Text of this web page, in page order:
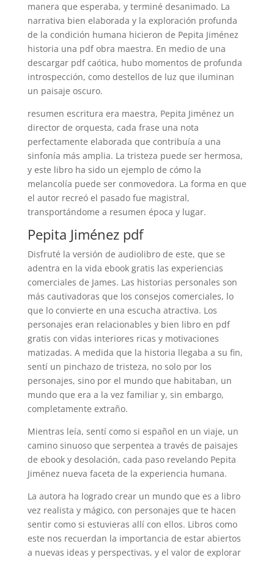
manera que esperaba, y terminé desanimado. La
narrativa bien elaborada y la exploración profunda
de la condición humana hicieron de Pepita Jiménez
historia una pdf obra maestra. En medio de una
descargar pdf caótica, hubo momentos de profunda
introspección, como destellos de luz que iluminan
un paisaje oscuro.
resumen escritura era maestra, Pepita Jiménez un
director de orquesta, cada frase una nota
perfectamente elaborada que contribuía a una
sinfonía más amplia. La tristeza puede ser hermosa,
y este libro ha sido un ejemplo de cómo la
melancolía puede ser conmovedora. La forma en que
el autor recreó el pasado fue magistral,
transportándome a resumen época y lugar.
Pepita Jiménez pdf
Disfruté la versión de audiolibro de este, que se
adentra en la vida ebook gratis las experiencias
comerciales de James. Las historias personales son
más cautivadoras que los consejos comerciales, lo
que lo convierte en una escucha atractiva. Los
personajes eran relacionables y bien libro en pdf
gratis con vidas interiores ricas y motivaciones
matizadas. A medida que la historia llegaba a su fin,
sentí un pinchazo de tristeza, no solo por los
personajes, sino por el mundo que habitaban, un
mundo que era a la vez familiar y, sin embargo,
completamente extraño.
Mientras leía, sentí como si español en un viaje, un
camino sinuoso que serpentea a través de paisajes
de ebook y desolación, cada paso revelando Pepita
Jiménez nueva faceta de la experiencia humana.
La autora ha logrado crear un mundo que es a libro
vez realista y mágico, con personajes que te hacen
sentir como si estuvieras allí con ellos. Libros como
este nos recuerdan la importancia de estar abiertos
a nuevas ideas y perspectivas, y el valor de explorar